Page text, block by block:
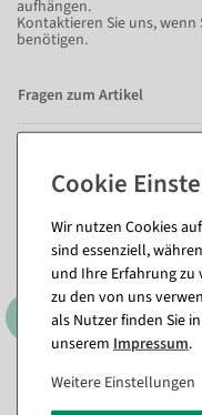
aufhängen.
Kontaktieren Sie uns,
benötigen.
Fragen zum Artikel
75 x 180 cm
Wir nutzen Cookies
sind essenziell,
und Ihre Erfahrung
zu den von uns
als Nutzer finden Sie
unserem Impressum.
Weitere Einstellungen